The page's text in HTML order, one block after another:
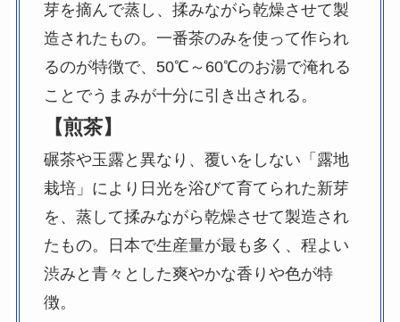
芽を摘んで蒸し、揉みながら乾燥させて製
造されたもの。一番茶のみを使って作られ
るのが特徴で、50℃～60℃のお湯で淹れる
ことでうまみが十分に引き出される。
【煎茶】
碾茶や玉露と異なり、覆いをしない「露地
栽培」により日光を浴びて育てられた新芽
を、蒸して揉みながら乾燥させて製造され
たもの。日本で生産量が最も多く、程よい
渋みと青々とした爽やかな香りや色が特
徴。